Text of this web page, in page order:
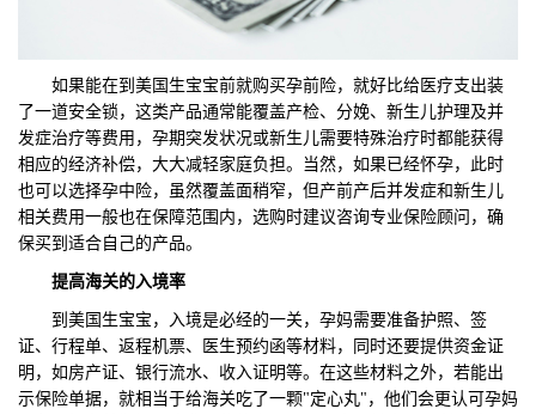
如果能在到美国生宝宝前就购买孕前险，就好比给医疗支出装
了一道安全锁，这类产品通常能覆盖产检、分娩、新生儿护理及并
发症治疗等费用，孕期突发状况或新生儿需要特殊治疗时都能获得
相应的经济补偿，大大减轻家庭负担。当然，如果已经怀孕，此时
也可以选择孕中险，虽然覆盖面稍窄，但产前产后并发症和新生儿
相关费用一般也在保障范围内，选购时建议咨询专业保险顾问，确
保买到适合自己的产品。
提高海关的入境率
到美国生宝宝，入境是必经的一关，孕妈需要准备护照、签
证、行程单、返程机票、医生预约函等材料，同时还要提供资金证
明，如房产证、银行流水、收入证明等。在这些材料之外，若能出
示保险单据，就相当于给海关吃了一颗"定心丸"，他们会更认可孕妈